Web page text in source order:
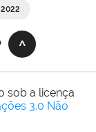
2022
sob a licença
3.0 Não